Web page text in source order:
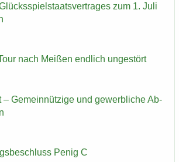
zum 1. Juli
nach Mei­ßen end­lich un­ge­stört
– Ge­mein­nüt­zi­ge und ge­werb­li­che Ab­
Penig C